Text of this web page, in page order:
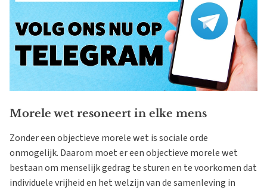
Morele wet resoneert in elke mens
Zonder een objectieve morele wet is sociale orde
onmogelijk. Daarom moet er een objectieve morele wet
bestaan om menselijk gedrag te sturen en te voorkomen dat
individuele vrijheid en het welzijn van de samenleving in